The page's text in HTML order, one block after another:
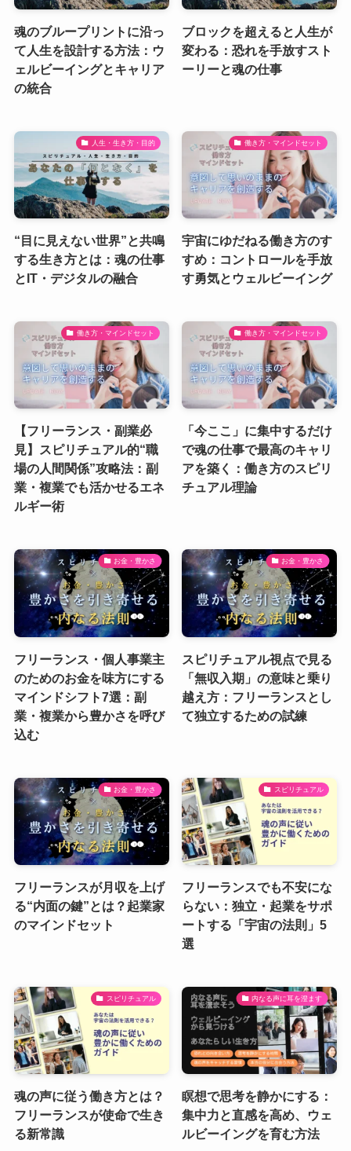
魂のブループリントに沿っ
て人生を設計する方法：ウ
ェルビーイングとキャリア
の統合
ブロックを超えると人生が
変わる：恐れを手放すスト
ーリーと魂の仕事
人生・生き方・目的
“目に見えない世界”と共鳴
する生き方とは：魂の仕事
とIT・デジタルの融合
働き方・マインドセット
宇宙にゆだねる働き方のす
すめ：コントロールを手放
す勇気とウェルビーイング
働き方・マインドセット
【フリーランス・副業必
見】スピリチュアル的“職
場の人間関係”攻略法：副
業・複業でも活かせるエネ
ルギー術
働き方・マインドセット
「今ここ」に集中するだけ
で魂の仕事で最高のキャリ
アを築く：働き方のスピリ
チュアル理論
お金・豊かさ
フリーランス・個人事業主
のためのお金を味方にする
マインドシフト7選：副
業・複業から豊かさを呼び
込む
お金・豊かさ
スピリチュアル視点で見る
「無収入期」の意味と乗り
越え方：フリーランスとし
て独立するための試練
お金・豊かさ
フリーランスが月収を上げ
る“内面の鍵”とは？起業家
のマインドセット
スピリチュアル
フリーランスでも不安にな
らない：独立・起業をサポ
ートする「宇宙の法則」5
選
スピリチュアル
魂の声に従う働き方とは？
フリーランスが使命で生き
る新常識
内なる声に耳を澄ます
瞑想で思考を静かにする：
集中力と直感を高め、ウェ
ルビーイングを育む方法